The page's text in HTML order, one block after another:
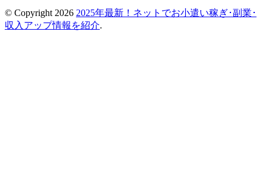
© Copyright 2026 2025年最新！ネットでお小遣い稼ぎ･副業･
収入アップ情報を紹介.